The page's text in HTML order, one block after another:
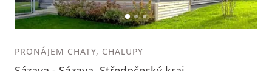
12 3
PRONÁJEM CHATY, CHALUPY